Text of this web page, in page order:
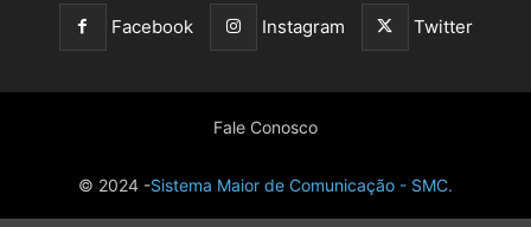
Facebook Instagram Twitter
Fale Conosco
© 2024 -Sistema Maior de Comunicação - SMC.